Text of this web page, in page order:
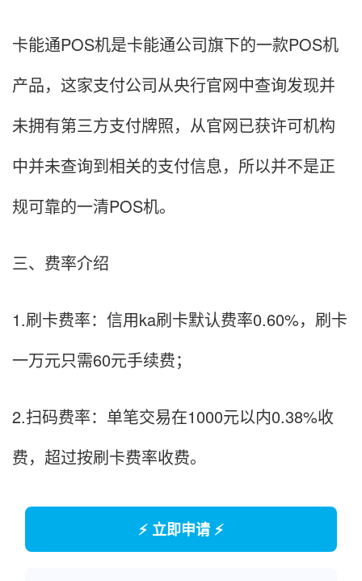
卡能通POS机是卡能通公司旗下的一款POS机
产品，这家支付公司从央行官网中查询发现并
未拥有第三方支付牌照，从官网已获许可机构
中并未查询到相关的支付信息，所以并不是正
规可靠的一清POS机。
三、费率介绍
1.刷卡费率：信用ka刷卡默认费率0.60%，刷卡
一万元只需60元手续费；
2.扫码费率：单笔交易在1000元以内0.38%收
费，超过按刷卡费率收费。
⚡ 立即申请 ⚡